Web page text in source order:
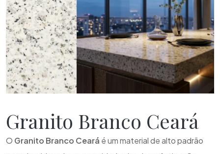
Granito Branco Ceará
O Granito Branco Ceará é um material de alto padrão